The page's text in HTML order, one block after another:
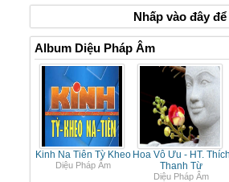
Nhấp vàođâyđể
Album Diệu Pháp Âm
Kinh Na Tiên Tỳ Kheo
Diệu Pháp Âm
Hoa Vô Ưu - HT.
Thanh Từ
Diệu Pháp Âm